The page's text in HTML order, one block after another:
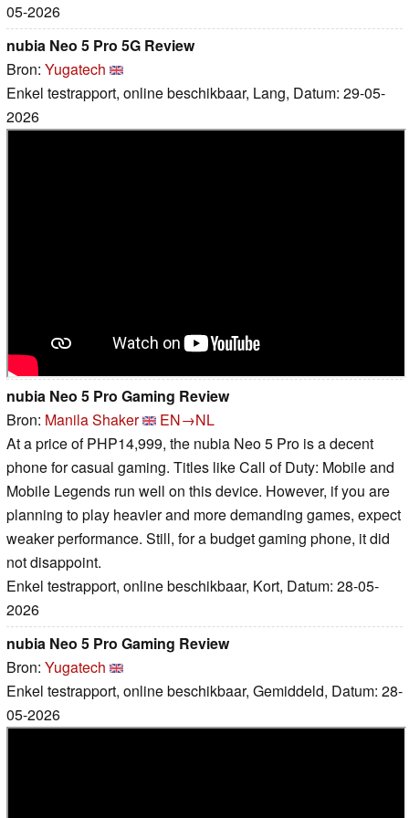
05-2026
nubia Neo 5 Pro 5G Review
Bron: Yugatech
Enkel testrapport, online beschikbaar, Lang, Datum: 29-05-
2026
nubia Neo 5 Pro Gaming Review
Bron: Manila Shaker
EN→NL
At a price of PHP14,999, the nubia Neo 5 Pro is a decent
phone for casual gaming. Titles like Call of Duty: Mobile and
Mobile Legends run well on this device. However, if you are
planning to play heavier and more demanding games, expect
weaker performance. Still, for a budget gaming phone, it did
not disappoint.
Enkel testrapport, online beschikbaar, Kort, Datum: 28-05-
2026
nubia Neo 5 Pro Gaming Review
Bron: Yugatech
Enkel testrapport, online beschikbaar, Gemiddeld, Datum: 28-
05-2026